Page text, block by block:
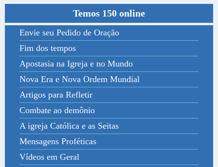
Temos 150 online
Envie seu Pedido de Oração
Fim dos tempos
Apostasia na Igreja e no Mundo
Nova Era e Nova Ordem Mundial
Artigos para Refletir
Combate ao demônio
A igreja Católica e as Seitas
Mensagens Proféticas
Vídeos em Geral